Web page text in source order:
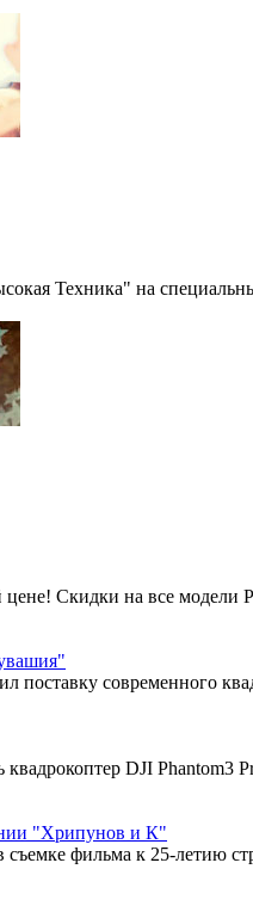
Техника" на
Скидки на все
поставку современного
DJI Phantom3
"Хрипунов и К"
фильма к 25-летию